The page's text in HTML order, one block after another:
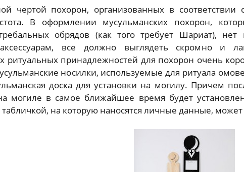
чертой похорон, организованных в
В оформлении мусульманских похорон,
обрядов (как того требует Шариат),
все должно выглядеть скромно и
ритуальных принадлежностей для похорон очень
носилки, используемые для ритуала
доска для установки на могилу. Причем
могиле в самое ближайшее время будет
табличкой, на которую наносятся личные данные,